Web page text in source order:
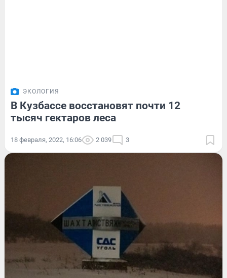
ЭКОЛОГИЯ
В Кузбассе восстановят почти 12
тысяч гектаров леса
18 февраля, 2022, 16:06 2 039 3